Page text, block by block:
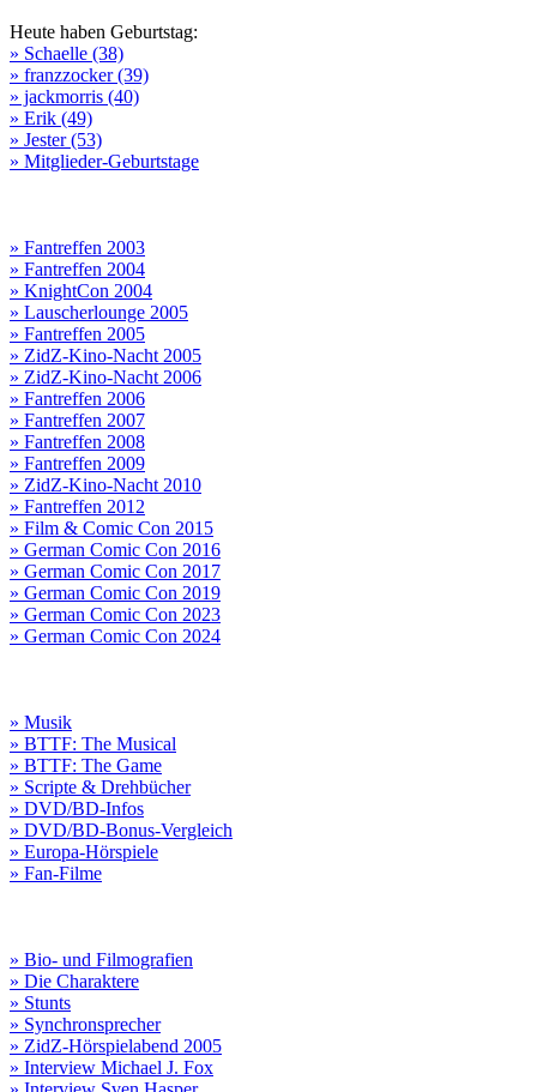
Heute haben Geburtstag:
» Schaelle (38)
» franzzocker (39)
» jackmorris (40)
» Erik (49)
» Jester (53)
» Mitglieder-Geburtstage
» Fantreffen 2003
» Fantreffen 2004
» KnightCon 2004
» Lauscherlounge 2005
» Fantreffen 2005
» ZidZ-Kino-Nacht 2005
» ZidZ-Kino-Nacht 2006
» Fantreffen 2006
» Fantreffen 2007
» Fantreffen 2008
» Fantreffen 2009
» ZidZ-Kino-Nacht 2010
» Fantreffen 2012
» Film & Comic Con 2015
» German Comic Con 2016
» German Comic Con 2017
» German Comic Con 2019
» German Comic Con 2023
» German Comic Con 2024
» Musik
» BTTF: The Musical
» BTTF: The Game
» Scripte & Drehbücher
» DVD/BD-Infos
» DVD/BD-Bonus-Vergleich
» Europa-Hörspiele
» Fan-Filme
» Bio- und Filmografien
» Die Charaktere
» Stunts
» Synchronsprecher
» ZidZ-Hörspielabend 2005
» Interview Michael J. Fox